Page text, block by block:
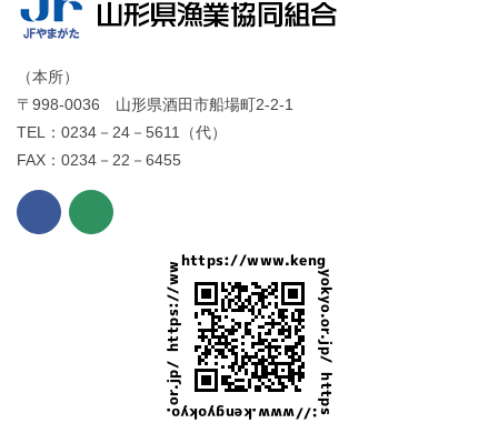
（本所）
〒998-0036 山形県酒田市船場町2-2-1
TEL：0234－24－5611（代）
FAX：0234－22－6455